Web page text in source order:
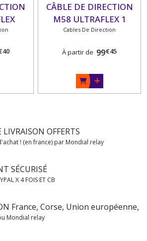
40
CÂBLE DE DIRECTION
M58 ULTRAFLEX 1
Cables De Direction
À partir de 99€45
LIVRAISON OFFERTS
! (en france) par Mondial relay
SÉCURISÉ
X 4 FOIS ET CB
France, Corse, Union européenne,
Mondial relay